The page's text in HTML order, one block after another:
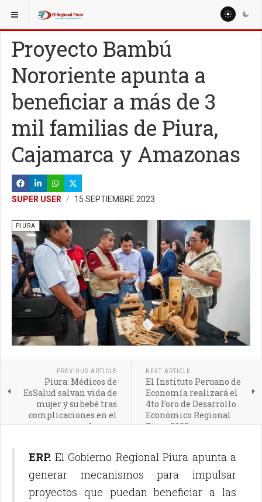
ESTÁ AQUÍ: REGIÓN PIURA
Proyecto Bambú
Nororiente apunta a
beneficiar a más de 3
mil familias de Piura,
Cajamarca y Amazonas
SUPER USER 15 SEPTIEMBRE 2023
PIURA
PREVIOUS ARTICLE
Piura: Médicos de
EsSalud salvan vida de
mujer y su bebé tras
complicaciones en el
embarazo
NEXT ARTICLE
El Instituto Peruano de
Economía realizará el
4to Foro de Desarrollo
Económico Regional
Piura 2023
ERP. El Gobierno Regional Piura apunta a
generar mecanismos para impulsar
proyectos que puedan beneficiar a las